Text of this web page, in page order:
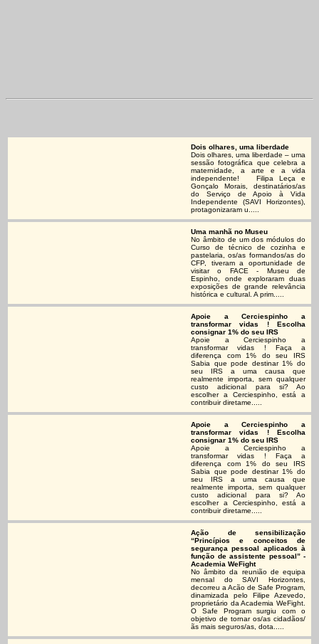
Dois olhares, uma liberdade
Dois olhares, uma liberdade – uma
sessão fotográfica que celebra a
maternidade, a arte e a vida
independente! Filipa Leça e
Gonçalo Morais, destinatários/as
do Serviço de Apoio à Vida
Independente (SAVI Horizontes),
protagonizaram u.....
Uma manhã no Museu
No âmbito de um dos módulos do
Curso de técnico de cozinha e
pastelaria, os/as formandos/as do
CFP, tiveram a oportunidade de
visitar o FACE - Museu de
Espinho, onde exploraram duas
exposições de grande relevância
histórica e cultural. A prim.....
Apoie a Cerciespinho a
transformar vidas ! Escolha
consignar 1% do seu IRS
Apoie a Cerciespinho a
transformar vidas ! Faça a
diferença com 1% do seu IRS
Sabia que pode destinar 1% do
seu IRS a uma causa que
realmente importa, sem qualquer
custo adicional para si? Ao
escolher a Cerciespinho, está a
contribuir diretame.....
Apoie a Cerciespinho a
transformar vidas ! Escolha
consignar 1% do seu IRS
Apoie a Cerciespinho a
transformar vidas ! Faça a
diferença com 1% do seu IRS
Sabia que pode destinar 1% do
seu IRS a uma causa que
realmente importa, sem qualquer
custo adicional para si? Ao
escolher a Cerciespinho, está a
contribuir diretame.....
Ação de sensibilização
“Princípios e conceitos de
segurança pessoal aplicados à
função de assistente pessoal” -
Academia WeFight
No âmbito da reunião de equipa
mensal do SAVI Horizontes,
decorreu a Acão de Safe Program,
dinamizada pelo Filipe Azevedo,
proprietário da Academia WeFight.
O Safe Program surgiu com o
objetivo de tornar os/as cidadãos/
ãs mais seguros/as, dota.....